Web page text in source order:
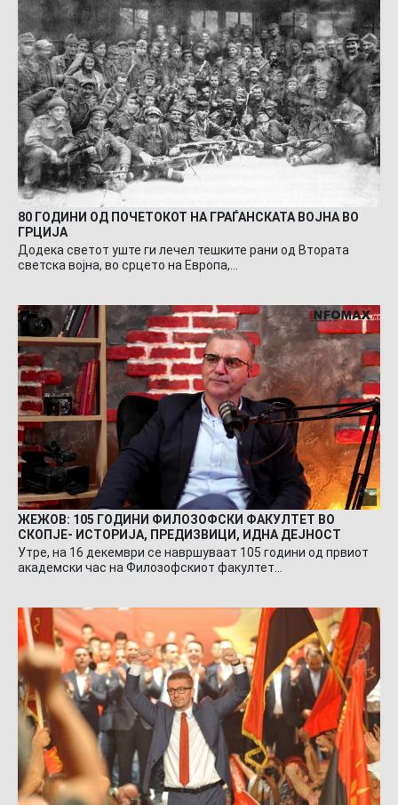
80 ГОДИНИ ОД ПОЧЕТОКОТ НА ГРАЃАНСКАТА ВОЈНА ВО
ГРЦИЈА
Додека светот уште ги лечел тешките рани од Втората
светска војна, во срцето на Европа,…
ЖЕЖОВ: 105 ГОДИНИ ФИЛОЗОФСКИ ФАКУЛТЕТ ВО
СКОПЈЕ- ИСТОРИЈА, ПРЕДИЗВИЦИ, ИДНА ДЕЈНОСТ
Утре, на 16 декември се навршуваат 105 години од првиот
академски час на Филозофскиот факултет…